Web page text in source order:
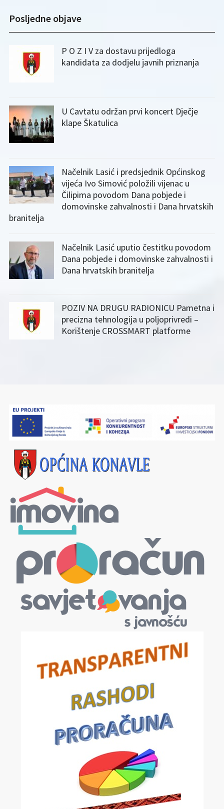
Posljedne objave
P O Z I V za dostavu prijedloga
kandidata za dodjelu javnih priznanja
U Cavtatu održan prvi koncert Dječje
klape Škatulica
Načelnik Lasić i predsjednik Općinskog
vijeća Ivo Simović položili vijenac u
Čilipima povodom Dana pobjede i
domovinske zahvalnosti i Dana hrvatskih
branitelja
Načelnik Lasić uputio čestitku povodom
Dana pobjede i domovinske zahvalnosti i
Dana hrvatskih branitelja
POZIV NA DRUGU RADIONICU Pametna i
precizna tehnologija u poljoprivredi –
Korištenje CROSSMART platforme